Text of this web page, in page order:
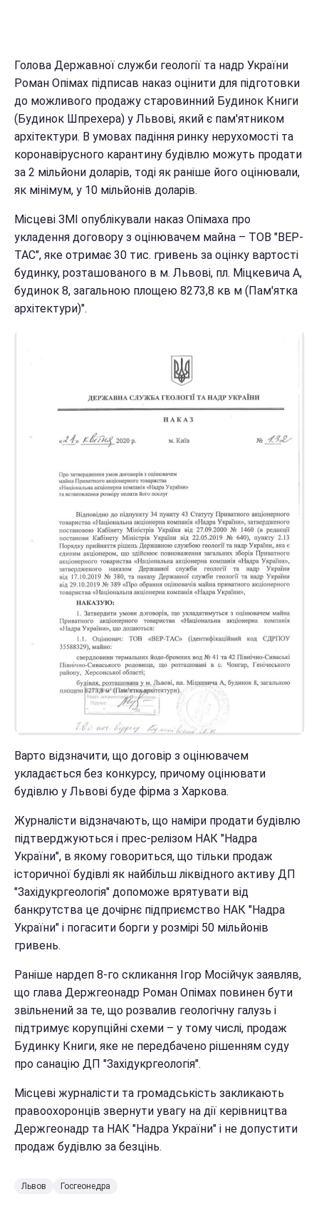
Голова Державної служби геології та надр України
Роман Опімах підписав наказ оцінити для підготовки
до можливого продажу старовинний Будинок Книги
(Будинок Шпрехера) у Львові, який є пам'ятником
архітектури. В умовах падіння ринку нерухомості та
коронавірусного карантину будівлю можуть продати
за 2 мільйони доларів, тоді як раніше його оцінювали,
як мінімум, у 10 мільйонів доларів.
Місцеві ЗМІ опублікували наказ Опімаха про
укладення договору з оцінювачем майна – ТОВ "ВЕР-
ТАС", яке отримає 30 тис. гривень за оцінку вартості
будинку, розташованого в м. Львові, пл. Міцкевича А,
будинок 8, загальною площею 8273,8 кв м (Пам'ятка
архітектури)".
Варто відзначити, що договір з оцінювачем
укладається без конкурсу, причому оцінювати
будівлю у Львові буде фірма з Харкова.
Журналісти відзначають, що наміри продати будівлю
підтверджуються і прес-релізом НАК "Надра
України", в якому говориться, що тільки продаж
історичної будівлі як найбільш ліквідного активу ДП
"Західукргеологія" допоможе врятувати від
банкрутства це дочірнє підприємство НАК "Надра
України" і погасити борги у розмірі 50 мільйонів
гривень.
Раніше нардеп 8-го скликання Ігор Мосійчук заявляв,
що глава Держгеонадр Роман Опімах повинен бути
звільнений за те, що розвалив геологічну галузь і
підтримує корупційні схеми – у тому числі, продаж
Будинку Книги, яке не передбачено рішенням суду
про санацію ДП "Західукргеологія".
Місцеві журналісти та громадськість закликають
правоохоронців звернути увагу на дії керівництва
Держгеонадр та НАК "Надра України" і не допустити
продаж будівлю за безцінь.
Львов Госгеонедра